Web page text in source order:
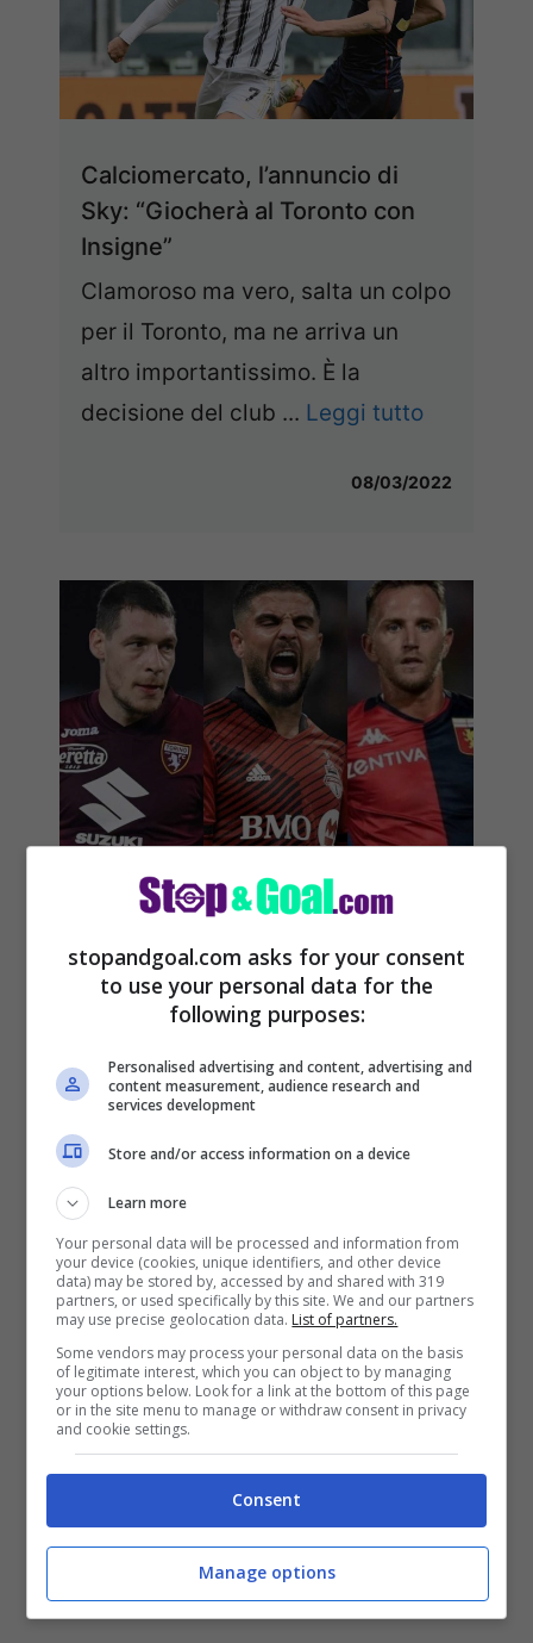
Calciomercato, l’annuncio di
Sky: “Giocherà al Toronto con
Insigne”
Clamoroso ma vero, salta un colpo
per il Toronto, ma ne arriva un
altro importantissimo. È la
decisione del club ... Leggi tutto
08/03/2022
Calciomercato, è fatta: lascia
subito la Serie A, giocherà al
Toronto
Chiuso il colpo di calciomercato,
giocherà al Toronto e già a marzo
dirà addio alla Serie A. Sarà
compagno di ... Leggi tutto
stopandgoal.com asks for your consent
to use your personal data for the
following purposes:
Personalised advertising and content, advertising and
content measurement, audience research and
services development
Store and/or access information on a device
Learn more
Your personal data will be processed and information from
your device (cookies, unique identifiers, and other device
data) may be stored by, accessed by and shared with 319
partners, or used specifically by this site. We and our partners
may use precise geolocation data. List of partners.
Some vendors may process your personal data on the basis
of legitimate interest, which you can object to by managing
your options below. Look for a link at the bottom of this page
or in the site menu to manage or withdraw consent in privacy
and cookie settings.
Consent
Manage options